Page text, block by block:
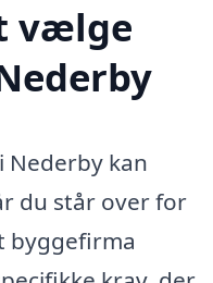
vælge
kan
du står over for
byggefirma